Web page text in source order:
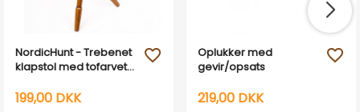
NordicHunt - Trebenet
klapstol med tofarvet
sortering
199,00 DKK
favorite_outline
Oplukker med
gevir/opsats
219,00 DKK
favorite_outline